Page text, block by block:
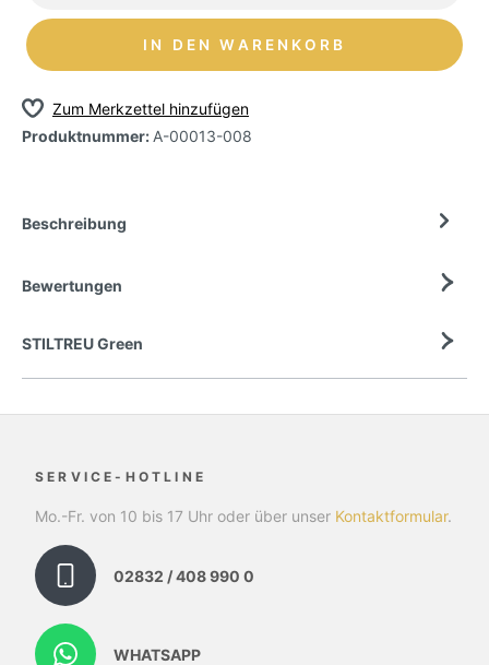
IN DEN WARENKORB
Zum Merkzettel hinzufügen
Produktnummer:A-00013-008
Beschreibung
Bewertungen
STILTREU Green
SERVICE-HOTLINE
Mo.-Fr. von 10 bis 17 Uhr oder über unser Kontaktformular.
02832 / 408 990 0
WHATSAPP